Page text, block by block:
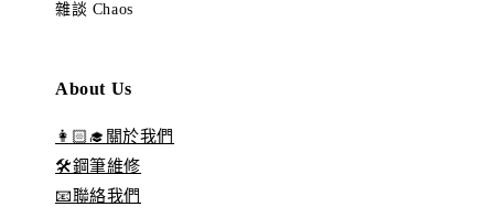
雜談 Chaos
About Us
👩🏻‍🎓關於我們
🛠️鋼筆維修
📧聯絡我們